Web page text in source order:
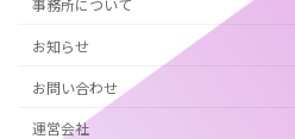
事務所について
お知らせ
お問い合わせ
運営会社